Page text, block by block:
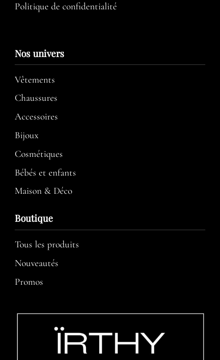
Politique de confidentialité
Nos univers
Vêtements
Chaussures
Accessoires
Bijoux
Cosmétiques
Bébés et enfants
Maison & Déco
Boutique
Tous les produits
Nouveautés
Promos